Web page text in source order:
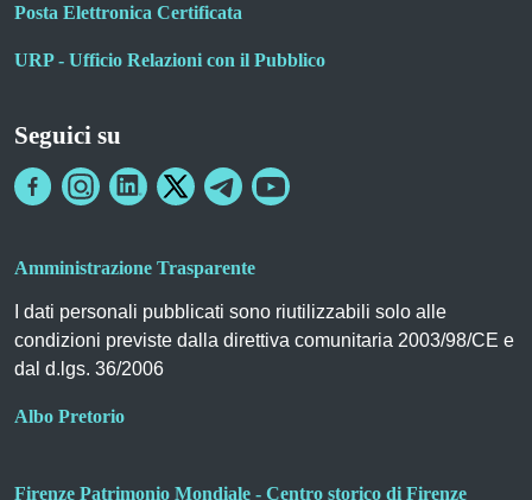
Posta Elettronica Certificata
URP - Ufficio Relazioni con il Pubblico
Seguici su
Amministrazione Trasparente
I dati personali pubblicati sono riutilizzabili solo alle
condizioni previste dalla direttiva comunitaria 2003/98/CE e
dal d.lgs. 36/2006
Albo Pretorio
Firenze Patrimonio Mondiale - Centro storico di Firenze